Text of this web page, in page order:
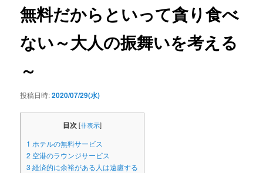
ビ
ゲ
ー
シ
無料だからといって貪り食べ
ない～大人の振舞いを考える
～
投稿日時:2020/07/29(水)
目次[非表示]
1 ホテルの無料サービス
2 空港のラウンジサービス
3経済的に余裕がある人は遠慮する